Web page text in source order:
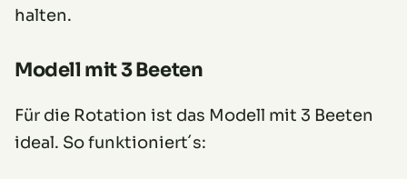
halten.
Modell mit 3 Beeten
Für die Rotation ist das Modell mit 3 Beeten
ideal. So funktioniert´s: